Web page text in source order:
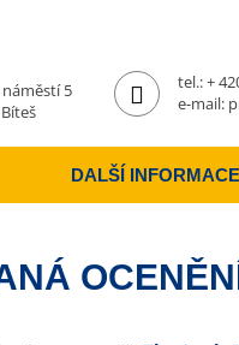
5
tel.:+
e-mail:
DALŠÍ INFORMACE